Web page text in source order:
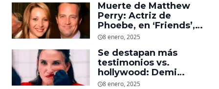
Muerte de Matthew
Perry: Actriz de
Phoebe, en ‘Friends’,
descubre un emotivo
dejó
8 enero, 2025
Se destapan más
testimonios vs.
hollywood: Demi
Moore, protagonista de
8 enero, 2025